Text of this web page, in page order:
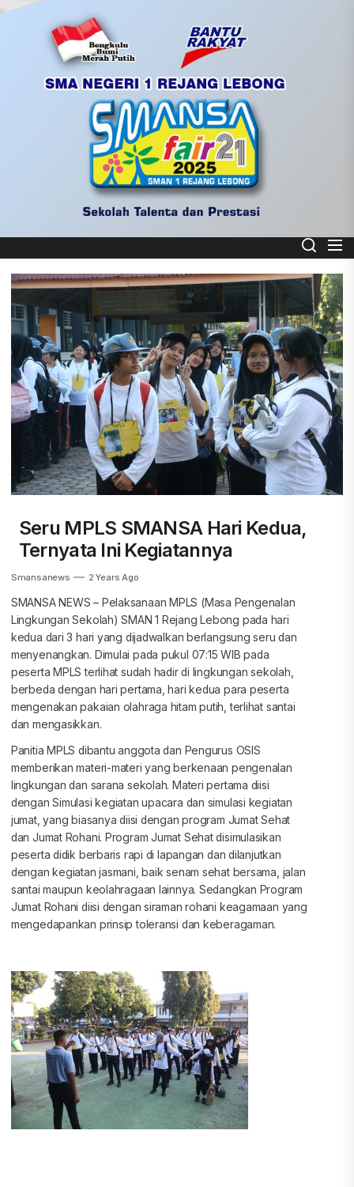
Skip
SMA NEGERI 1 REJANG LEBONG
Seru MPLS SMANSA Hari Kedua,
Ternyata Ini Kegiatannya
Smansanews 2 Years Ago
SMANSA NEWS – Pelaksanaan MPLS (Masa Pengenalan
Lingkungan Sekolah) SMAN 1 Rejang Lebong pada hari
kedua dari 3 hari yang dijadwalkan berlangsung seru dan
menyenangkan. Dimulai pada pukul 07:15 WIB pada
peserta MPLS terlihat sudah hadir di lingkungan sekolah,
berbeda dengan hari pertama, hari kedua para peserta
mengenakan pakaian olahraga hitam putih, terlihat santai
dan mengasikkan.
Panitia MPLS dibantu anggota dan Pengurus OSIS
memberikan materi-materi yang berkenaan pengenalan
lingkungan dan sarana sekolah. Materi pertama diisi
dengan Simulasi kegiatan upacara dan simulasi kegiatan
jumat, yang biasanya diisi dengan program Jumat Sehat
dan Jumat Rohani. Program Jumat Sehat disimulasikan
peserta didik berbaris rapi di lapangan dan dilanjutkan
dengan kegiatan jasmani, baik senam sehat bersama, jalan
santai maupun keolahragaan lainnya. Sedangkan Program
Jumat Rohani diisi dengan siraman rohani keagamaan yang
mengedapankan prinsip toleransi dan keberagaman.